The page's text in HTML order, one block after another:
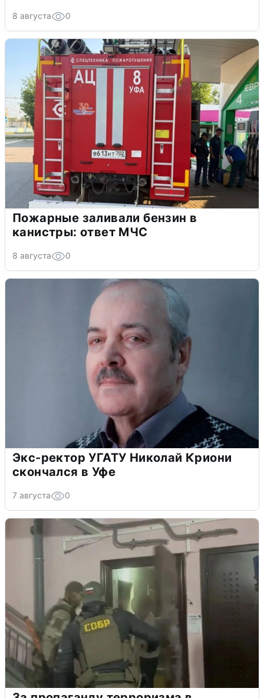
8 августа 0
Пожарные заливали бензин в
канистры: ответ МЧС
8 августа 0
Экс-ректор УГАТУ Николай Криони
скончался в Уфе
7 августа 0